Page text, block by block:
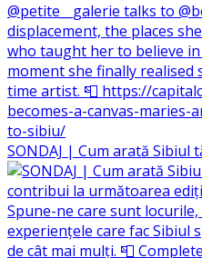
SONDAJ | Cum arată Sibiul